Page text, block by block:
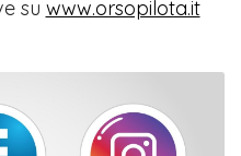
su www.orsopilota.it